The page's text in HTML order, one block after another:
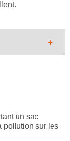
+
or
un sac
pollution sur les